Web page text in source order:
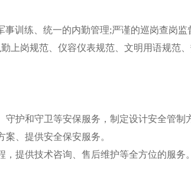
训练、统一的内勤管理;严谨的巡岗查岗监
上岗规范、仪容仪表规范、文明用语规范、
护和守卫等安保服务，制定设计安全管制
、提供安全保安服务。
提供技术咨询、售后维护等全方位的服务。